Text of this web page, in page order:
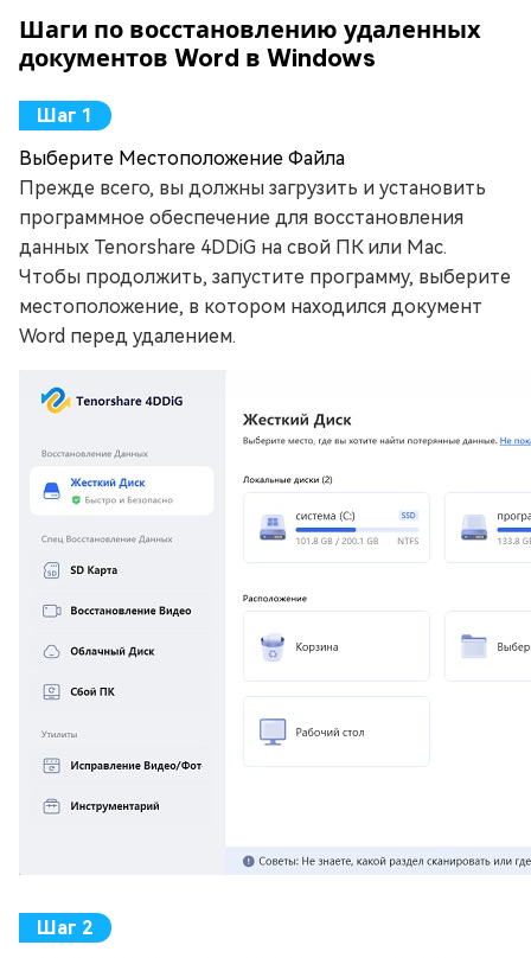
Шаги по восстановлению удаленных
документов Word в Windows
Выберите Местоположение Файла
Прежде всего, вы должны загрузить и установить
программное обеспечение для восстановления
данных Tenorshare 4DDiG на свой ПК или Mac.
Чтобы продолжить, запустите программу, выберите
местоположение, в котором находился документ
Word перед удалением.